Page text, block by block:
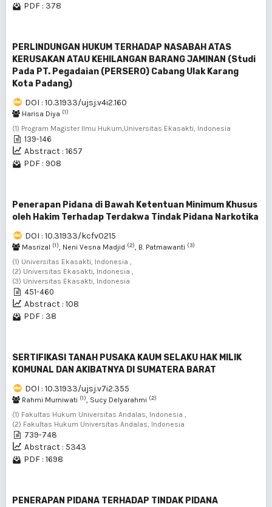
PDF : 378
PERLINDUNGAN HUKUM TERHADAP NASABAH ATAS
KERUSAKAN ATAU KEHILANGAN BARANG JAMINAN (Studi
Pada PT. Pegadaian (PERSERO) Cabang Ulak Karang
Kota Padang)
DOI : 10.31933/ujsj.v4i2.160
Harisa Diya (1)
(1) Program Magister Ilmu Hukum,Universitas Ekasakti, Indonesia
139-146
Abstract : 1657
PDF : 908
Penerapan Pidana di Bawah Ketentuan Minimum Khusus
oleh Hakim Terhadap Terdakwa Tindak Pidana Narkotika
DOI : 10.31933/kcfv0215
Masrizal (1), Neni Vesna Madjid (2), B. Patmawanti (3)
(1) Universitas Ekasakti, Indonesia ,
(2) Universitas Ekasakti, Indonesia ,
(3) Universitas Ekasakti, Indonesia
451-460
Abstract : 108
PDF : 38
SERTIFIKASI TANAH PUSAKA KAUM SELAKU HAK MILIK
KOMUNAL DAN AKIBATNYA DI SUMATERA BARAT
DOI : 10.31933/ujsj.v7i2.355
Rahmi Murniwati (1), Sucy Delyarahmi (2)
(1) Fakultas Hukum Universitas Andalas, Indonesia ,
(2) Fakultas Hukum Universitas Andalas, Indonesia
739-748
Abstract : 5343
PDF : 1698
PENERAPAN PIDANA TERHADAP TINDAK PIDANA